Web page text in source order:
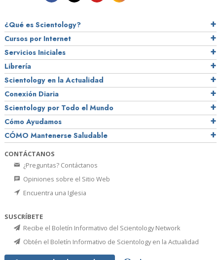
¿Qué es Scientology?
Cursos por Internet
Servicios Iniciales
Librería
Scientology en la Actualidad
Conexión Diaria
Scientology por Todo el Mundo
Cómo Ayudamos
CÓMO Mantenerse Saludable
CONTÁCTANOS
¿Preguntas? Contáctanos
Opiniones sobre el Sitio Web
Encuentra una Iglesia
SUSCRÍBETE
Recibe el Boletín Informativo del Scientology Network
Obtén el Boletín Informativo de Scientology en la Actualidad